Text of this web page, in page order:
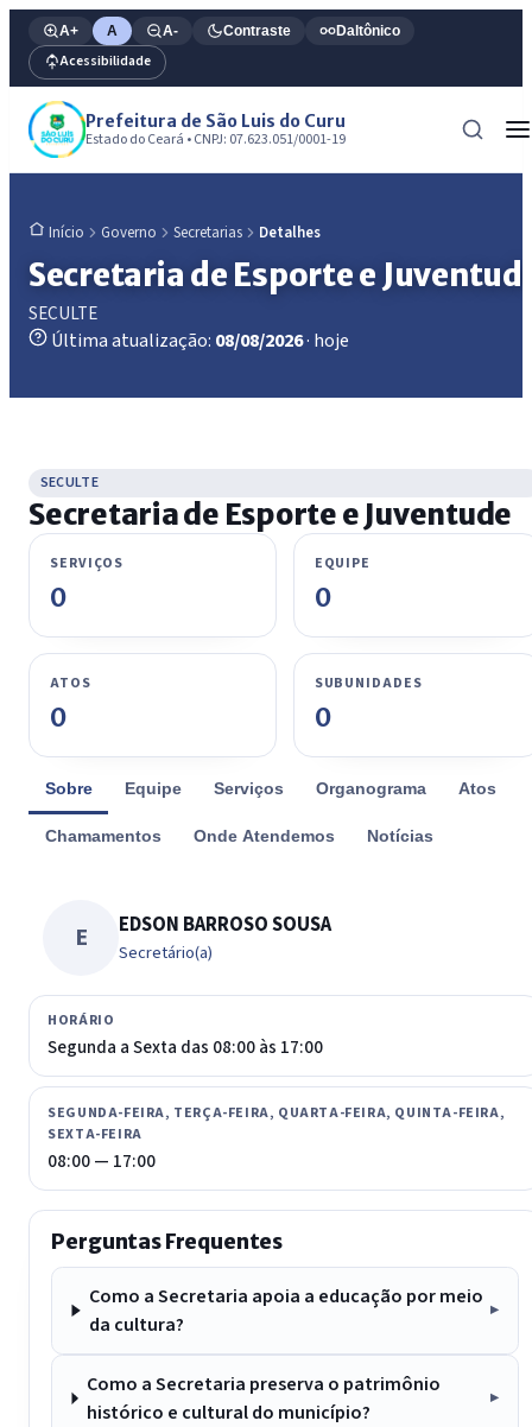
A+ A A- Contraste Daltônico
Acessibilidade
Prefeitura de São Luis do Curu
Estado do Ceará • CNPJ: 07.623.051/0001-19
Início Governo Secretarias Detalhes
Secretaria de Esporte e
SECULTE
Última atualização: 08/08/2026· hoje
SECULTE
Secretaria de Esporte e Juventude
SERVIÇOS
0
EQUIPE
0
ATOS
0
SUBUNIDADES
0
Sobre Equipe Serviços Organograma Atos
Chamamentos Onde Atendemos Notícias
E EDSON BARROSO SOUSA
Secretário(a)
HORÁRIO
Segunda a Sexta das 08:00 às 17:00
SEGUNDA-FEIRA, TERÇA-FEIRA, QUARTA-FEIRA, QUINTA-FEIRA,
SEXTA-FEIRA
08:00 — 17:00
Perguntas Frequentes
Como a Secretaria apoia a educação por meio
da cultura?
Como a Secretaria preserva o patrimônio
histórico e cultural do município?